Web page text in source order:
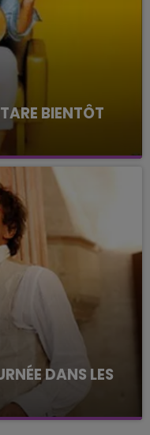
BIENTÔT
le Festival
les-Vergers.
DANS LES
églises